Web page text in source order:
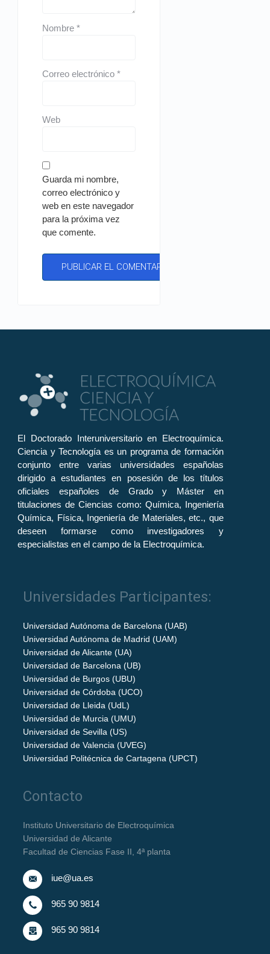
Nombre*
Correo electrónico*
Web
Guarda mi nombre,
correo electrónico y
web en este navegador
para la próxima vez
que comente.
El Doctorado Interuniversitario en Electroquímica.
Ciencia y Tecnología es un programa de formación
conjunto entre varias universidades españolas
dirigido a estudiantes en posesión de los títulos
oficiales españoles de Grado y Máster en
titulaciones de Ciencias como: Química, Ingeniería
Química, Física, Ingeniería de Materiales, etc., que
deseen formarse como investigadores y
especialistas en el campo de la Electroquímica.
Universidades Participantes:
Universidad Autónoma de Barcelona (UAB)
Universidad Autónoma de Madrid (UAM)
Universidad de Alicante (UA)
Universidad de Barcelona (UB)
Universidad de Burgos (UBU)
Universidad de Córdoba (UCO)
Universidad de Lleida (UdL)
Universidad de Murcia (UMU)
Universidad de Sevilla (US)
Universidad de Valencia (UVEG)
Universidad Politécnica de Cartagena (UPCT)
Contacto
Instituto Universitario de Electroquímica
Universidad de Alicante
Facultad de Ciencias Fase II, 4ª planta
iue@ua.es
965 90 9814
965 90 9814